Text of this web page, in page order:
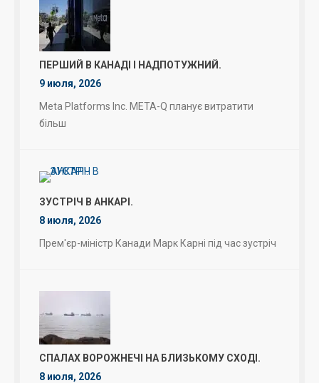
ПЕРШИЙ В КАНАДІ І НАДПОТУЖНИЙ.
9 июля, 2026
Meta Platforms Inc. META-Q планує витратити
більш
ЗУСТРІЧ В АНКАРІ.
8 июля, 2026
Прем'єр-міністр Канади Марк Карні під час зустріч
СПАЛАХ ВОРОЖНЕЧІ НА БЛИЗЬКОМУ СХОДІ.
8 июля, 2026